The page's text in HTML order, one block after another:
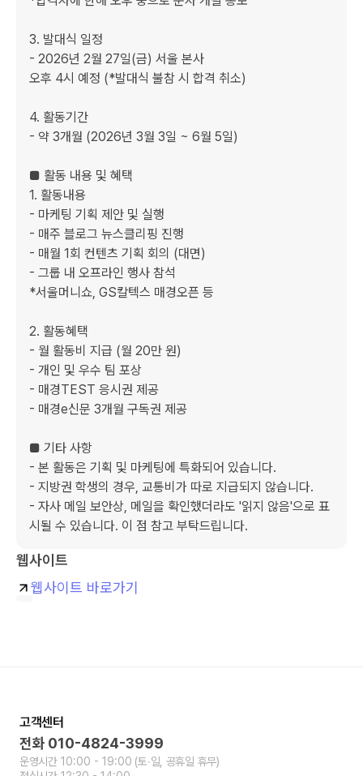
3. 발대식 일정
- 2026년 2월 27일(금) 서울 본사
오후 4시 예정 (*발대식 불참 시 합격 취소)
4. 활동기간
- 약 3개월 (2026년 3월 3일 ~ 6월 5일)
■ 활동 내용 및 혜택
1. 활동내용
- 마케팅 기획 제안 및 실행
- 매주 블로그 뉴스클리핑 진행
- 매월 1회 컨텐츠 기획 회의 (대면)
- 그룹 내 오프라인 행사 참석
*서울머니쇼, GS칼텍스 매경오픈 등
2. 활동혜택
- 월 활동비 지급 (월 20만 원)
- 개인 및 우수 팀 포상
- 매경TEST 응시권 제공
- 매경e신문 3개월 구독권 제공
■ 기타 사항
- 본 활동은 기획 및 마케팅에 특화되어 있습니다.
- 지방권 학생의 경우, 교통비가 따로 지급되지 않습니다.
- 자사 메일 보안상, 메일을 확인했더라도 '읽지 않음'으로 표
시될 수 있습니다. 이 점 참고 부탁드립니다.
웹사이트
웹사이트 바로가기
고객센터
전화 010-4824-3999
운영시간 10:00 - 19:00 (토∙일, 공휴일 휴무)